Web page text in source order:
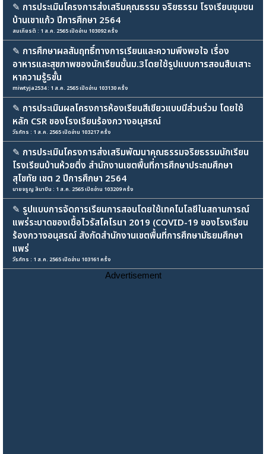
✎ การประเมินโครงการส่งเสริมคุณธรรม จริยธรรม โรงเรียนชุมชน
บ้านเขาแก้ว ปีการศึกษา 2564
สมเกียรติ : 1 ส.ค. 2565 เปิดอ่าน 103092 ครั้ง
✎ การศึกษาผลสัมฤทธิ์ทางการเรียนและความพึงพอใจ เรื่อง
อาหารและสุขภาพของนักเรียนชั้นม.3โดยใช้รูปแบบการสอนสืบเสาะ
หาความรู้5ขั้น
miwtyja2534 : 1 ส.ค. 2565 เปิดอ่าน 103130 ครั้ง
✎ การประเมินผลโครงการห้องเรียนสีเขียวแบบมีส่วนร่วม โดยใช้
หลัก CSR ของโรงเรียนร้องกวางอนุสรณ์
วีรภัทร : 1 ส.ค. 2565 เปิดอ่าน 103217 ครั้ง
✎ การประเมินโครงการส่งเสริมพัฒนาคุณธรรมจริยธรรมนักเรียน
โรงเรียนบ้านห้วยติ่ง สำนักงานเขตพื้นที่การศึกษาประถมศึกษา
สุโขทัย เขต 2 ปีการศึกษา 2564
นายจรูญ สินาปัน : 1 ส.ค. 2565 เปิดอ่าน 103209 ครั้ง
✎ รูปแบบการจัดการเรียนการสอนโดยใช้เทคโนโลยีในสถานการณ์
แพร่ระบาดของเชื้อไวรัสโคโรนา 2019 (COVID-19 ของโรงเรียน
ร้องกวางอนุสรณ์ สังกัดสำนักงานเขตพื้นที่การศึกษามัธยมศึกษา
แพร่
วีรภัทร : 1 ส.ค. 2565 เปิดอ่าน 103161 ครั้ง
Advertisement